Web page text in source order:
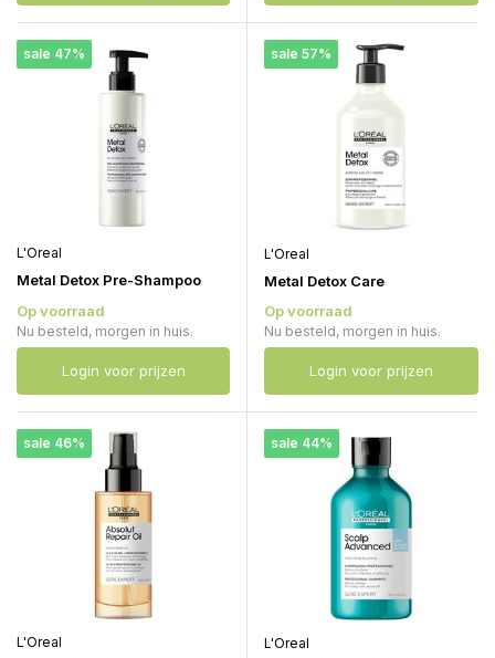
sale 47%
L'Oreal
Metal Detox Pre-Shampoo
Op voorraad
Nu besteld, morgen in huis.
Login voor prijzen
sale 57%
L'Oreal
Metal Detox Care
Op voorraad
Nu besteld, morgen in huis.
Login voor prijzen
sale 46%
L'Oreal
sale 44%
L'Oreal